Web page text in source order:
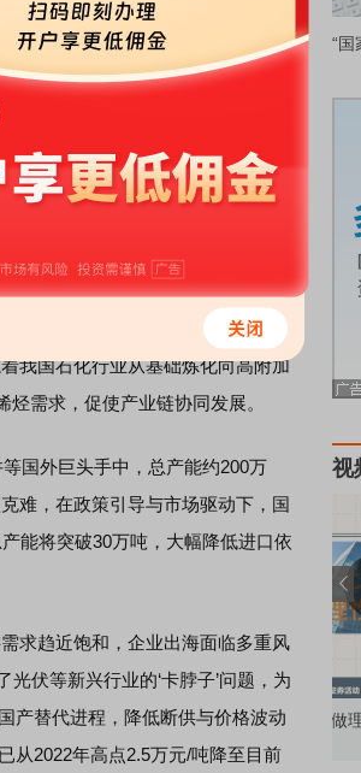
新，更在战略层面为我国产业链
，彻底重塑行业格局，惠及整个
后，POE价格将逐步回归合理区
内企业毛利率，每年可为光伏产业
降至60%以下，将有效降低供应链风
面，此举不仅补全了“炼化—烯烃—
我国石化行业从基础炼化向高附加
需求，促使产业链协同发展。
等国外巨头手中，总产能约200万
难，在政策引导与市场驱动下，国
能将突破30万吨，大幅降低进口依
求趋近饱和，企业出海面临多重风
伏等新兴行业的‘卡脖子’问题，为
产替代进程，降低断供与价格波动
从2022年高点2.5万元/吨降至目前
“国
视
北交所知识 做理性投资者